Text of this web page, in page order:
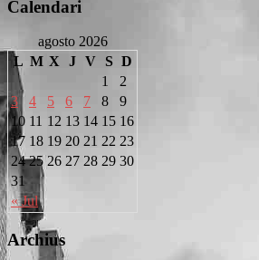
Calendari
agosto 2026
L M X J V S D
« Jul
1
2
3
4 5 6 7 8
9
10 11 12 13 14 15 16
17 18 19 20 21 22 23
24 25 26 27 28 29 30
31
Archius